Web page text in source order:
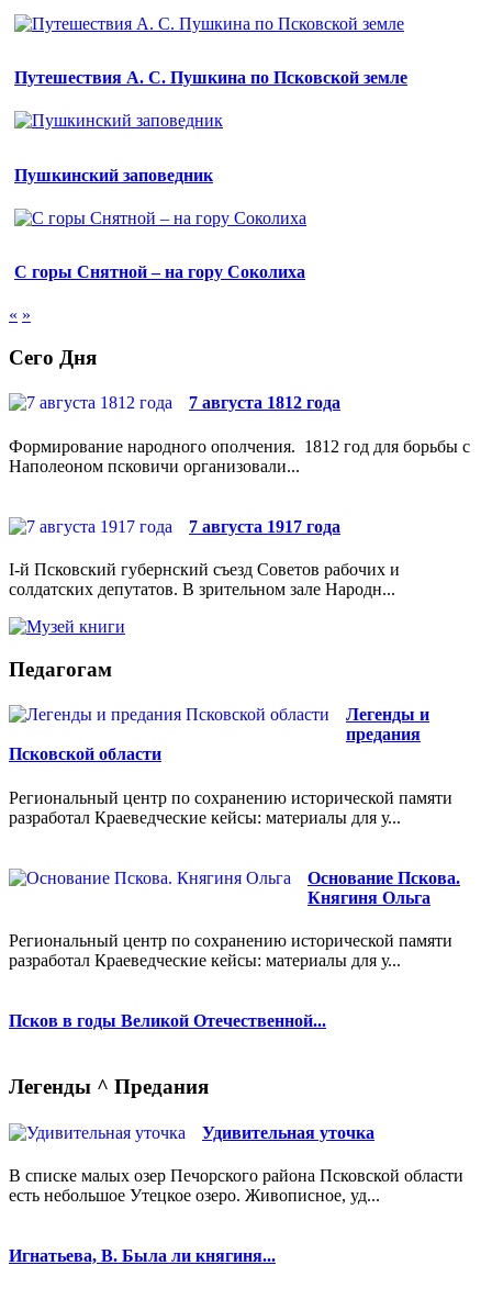
Путешествия А. С. Пушкина по Псковской земле
Пушкинский заповедник
С горы Снятной – на гору Соколиха
« »
Сего Дня
7 августа 1812 года
Формирование народного ополчения. 1812 год для борьбы с
Наполеоном псковичи организовали...
7 августа 1917 года
I-й Псковский губернский съезд Советов рабочих и
солдатских депутатов. В зрительном зале Народн...
Педагогам
Легенды и
предания
Псковской области
Региональный центр по сохранению исторической памяти
разработал Краеведческие кейсы: материалы для у...
Основание Пскова.
Княгиня Ольга
Региональный центр по сохранению исторической памяти
разработал Краеведческие кейсы: материалы для у...
Псков в годы Великой Отечественной...
Легенды ^ Предания
Удивительная уточка
В списке малых озер Печорского района Псковской области
есть небольшое Утецкое озеро. Живописное, уд...
Игнатьева, В. Была ли княгиня...